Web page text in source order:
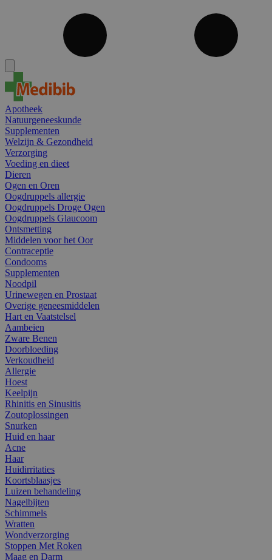
Apotheek
Natuurgeneeskunde
Supplementen
Welzijn & Gezondheid
Verzorging
Voeding en dieet
Dieren
Ogen en Oren
Oogdruppels allergie
Oogdruppels Droge Ogen
Oogdruppels Glaucoom
Ontsmetting
Middelen voor het Oor
Contraceptie
Condooms
Supplementen
Noodpil
Urinewegen en Prostaat
Overige geneesmiddelen
Hart en Vaatstelsel
Aambeien
Zware Benen
Doorbloeding
Verkoudheid
Allergie
Hoest
Keelpijn
Rhinitis en Sinusitis
Zoutoplossingen
Snurken
Huid en haar
Acne
Haar
Huidirritaties
Koortsblaasjes
Luizen behandeling
Nagelbijten
Schimmels
Wratten
Wondverzorging
Stoppen Met Roken
Maag en Darm